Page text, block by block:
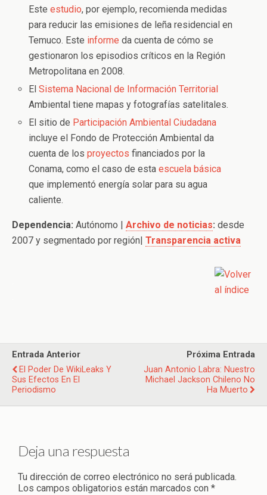
Esteestudio, por ejemplo, recomienda medidas
para reducir las emisiones de leña residencial en
Temuco. Este informe da cuenta de cómo se
gestionaron los episodios críticos en la Región
Metropolitana en 2008.
ElSistema Nacional de Información Territorial
Ambiental tiene mapas y fotografías satelitales.
El sitio de Participación Ambiental Ciudadana
incluye el Fondo de Protección Ambiental da
cuenta de losproyectos financiados por la
Conama, como el caso de estaescuela básica
que implementó energía solar para su agua
caliente.
Dependencia: Autónomo | Archivo de noticias: desde
2007 y segmentado por región| Transparencia activa
Entrada Anterior
El Poder De WikiLeaks Y
Sus Efectos En El
Periodismo
Próxima Entrada
Juan Antonio Labra: Nuestro
Michael Jackson Chileno No
Ha Muerto
Deja una respuesta
Tu dirección de correo electrónico no será publicada.
Los campos obligatorios están marcados con *